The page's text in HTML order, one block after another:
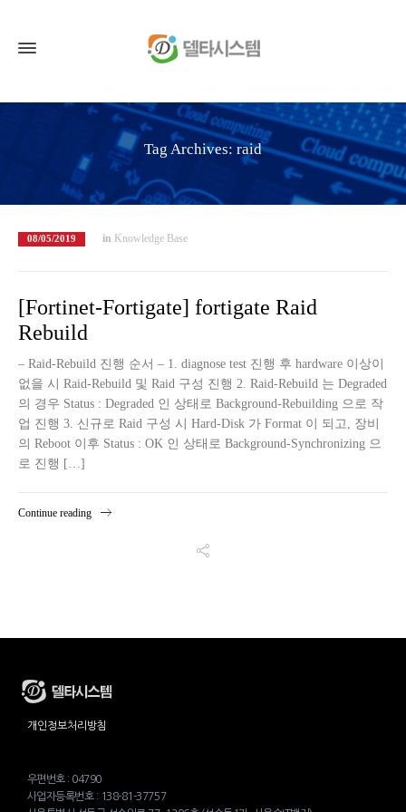
Tag Archives: raid
08/05/2019 in Knowledge Base
[Fortinet-Fortigate] fortigate Raid
Rebuild
– Raid-Rebuild 진행 순서 – 1. diagnose test 진행 후 hardware 이상이
없을 시 Raid-Rebuild 및 Raid 구성 진행 2. Raid-Rebuild 는 Degraded
의 경우 Status : Degraded 인 상태로 Background-Rebuilding 으로 작
업 진행 3. 신규로 Raid 구성 시 Hard-Disk 가 Format 이 되고, 장비
의 Reboot 이후 Status : OK 인 상태로 Background-Synchronizing 으
로 진행 […]
Continue reading
개인정보처리방침
우편번호 : 04790
사업자등록번호 : 138-81-37757